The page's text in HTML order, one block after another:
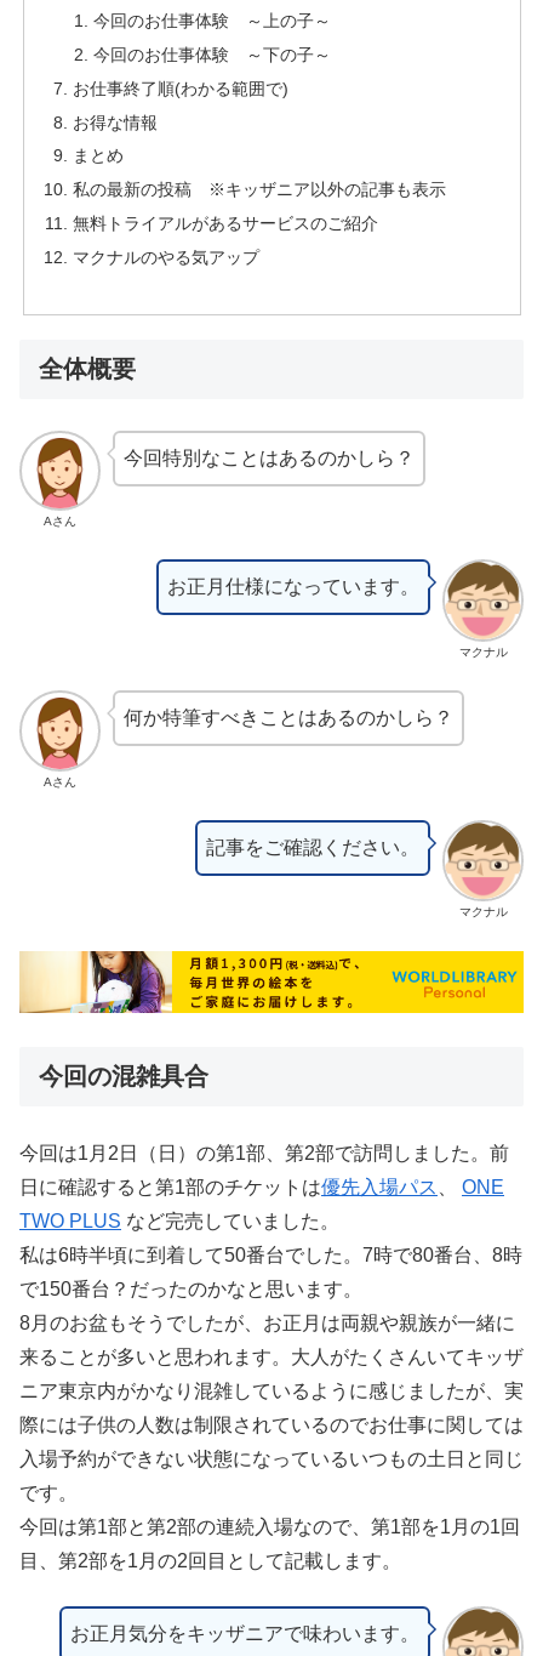
今回のお仕事体験 ～上の子～
今回のお仕事体験 ～下の子～
お仕事終了順(わかる範囲で)
お得な情報
まとめ
私の最新の投稿 ※キッザニア以外の記事も表示
無料トライアルがあるサービスのご紹介
マクナルのやる気アップ
全体概要
Aさん
今回特別なことはあるのかしら？
マクナル
お正月仕様になっています。
Aさん
何か特筆すべきことはあるのかしら？
マクナル
記事をご確認ください。
今回の混雑具合
今回は1月2日（日）の第1部、第2部で訪問しました。前
日に確認すると第1部のチケットは優先入場パス
ONE
TWO PLUS など完売していました。
私は6時半頃に到着して50番台でした。7時で80番台、8時
で150番台？だったのかなと思います。
8月のお盆もそうでしたが、お正月は両親や親族が一緒に
来ることが多いと思われます。大人がたくさんいてキッザ
ニア東京内がかなり混雑しているように感じましたが、実
際には子供の人数は制限されているのでお仕事に関しては
入場予約ができない状態になっているいつもの土日と同じ
です。
今回は第1部と第2部の連続入場なので、第1部を1月の1回
目、第2部を1月の2回目として記載します。
お正月気分をキッザニアで味わいます。